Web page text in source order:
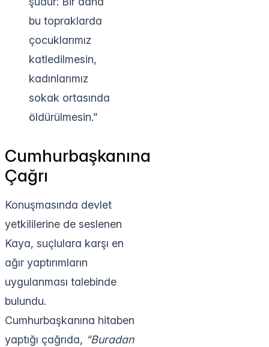
bu topraklarda
çocuklarımız
katledilmesin,
kadınlarımız
sokak ortasında
öldürülmesin.”
Cumhurbaşkanına
Çağrı
Konuşmasında devlet
yetkililerine de seslenen
Kaya, suçlulara karşı en
ağır yaptırımların
uygulanması talebinde
bulundu.
Cumhurbaşkanına hitaben
yaptığı çağrıda, “Buradan